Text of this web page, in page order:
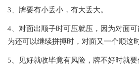
3、牌要有小丢小，有大丢大。
4、对面出顺子时可压就压，因为对面
为还可以继续拼搏时，对面又一个顺这
5、见好就收毕竟有风险，牌不好时就